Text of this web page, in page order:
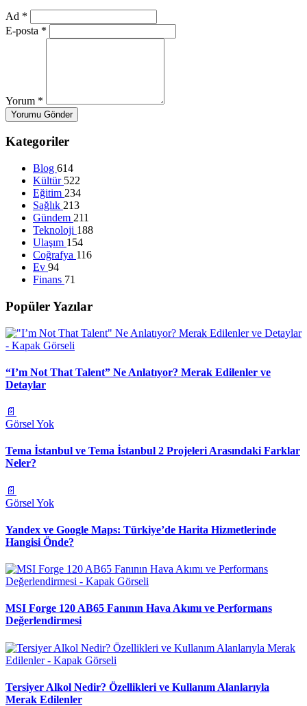
Ad *
E-posta *
Yorum *
Yorumu Gönder
Kategoriler
Blog 614
Kültür 522
Eğitim 234
Sağlık 213
Gündem 211
Teknoloji 188
Ulaşım 154
Coğrafya 116
Ev 94
Finans 71
Popüler Yazılar
“I’m Not That Talent” Ne Anlatıyor? Merak Edilenler ve
Detaylar
📄
Görsel Yok
Tema İstanbul ve Tema İstanbul 2 Projeleri Arasındaki Farklar
Neler?
📄
Görsel Yok
Yandex ve Google Maps: Türkiye’de Harita Hizmetlerinde
Hangisi Önde?
MSI Forge 120 AB65 Fanının Hava Akımı ve Performans
Değerlendirmesi
Tersiyer Alkol Nedir? Özellikleri ve Kullanım Alanlarıyla
Merak Edilenler